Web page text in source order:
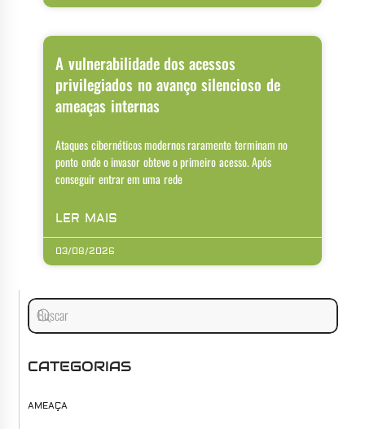
A vulnerabilidade dos acessos
privilegiados no avanço silencioso de
ameaças internas
Ataques cibernéticos modernos raramente terminam no
ponto onde o invasor obteve o primeiro acesso. Após
conseguir entrar em uma rede
LER MAIS
03/08/2026
CATEGORIAS
AMEAÇA